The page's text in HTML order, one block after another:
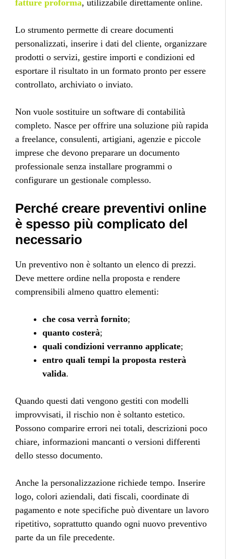
fatture proforma, utilizzabile direttamente online.
Lo strumento permette di creare documenti
personalizzati, inserire i dati del cliente, organizzare
prodotti o servizi, gestire importi e condizioni ed
esportare il risultato in un formato pronto per essere
controllato, archiviato o inviato.
Non vuole sostituire un software di contabilità
completo. Nasce per offrire una soluzione più rapida
a freelance, consulenti, artigiani, agenzie e piccole
imprese che devono preparare un documento
professionale senza installare programmi o
configurare un gestionale complesso.
Perché creare preventivi online
è spesso più complicato del
necessario
Un preventivo non è soltanto un elenco di prezzi.
Deve mettere ordine nella proposta e rendere
comprensibili almeno quattro elementi:
che cosa verrà fornito;
quanto costerà;
quali condizioni verranno applicate;
entro quali tempi la proposta resterà
valida.
Quando questi dati vengono gestiti con modelli
improvvisati, il rischio non è soltanto estetico.
Possono comparire errori nei totali, descrizioni poco
chiare, informazioni mancanti o versioni differenti
dello stesso documento.
Anche la personalizzazione richiede tempo. Inserire
logo, colori aziendali, dati fiscali, coordinate di
pagamento e note specifiche può diventare un lavoro
ripetitivo, soprattutto quando ogni nuovo preventivo
parte da un file precedente.